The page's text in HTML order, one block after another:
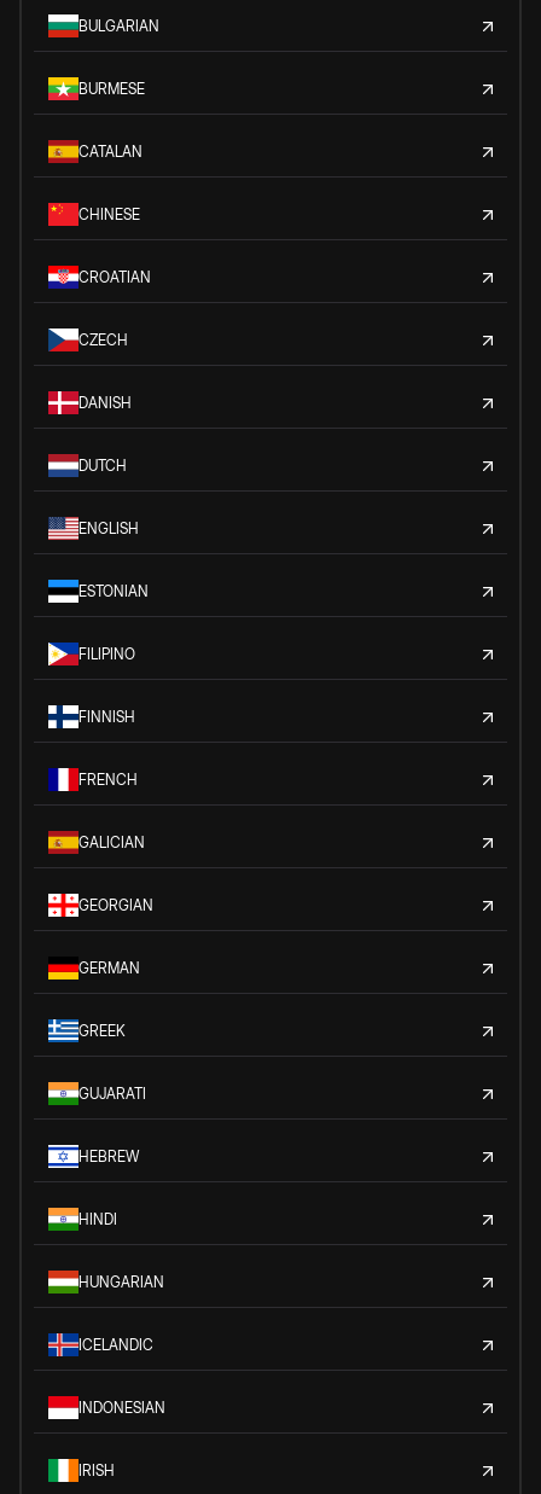
BULGARIAN
BURMESE
CATALAN
CHINESE
CROATIAN
CZECH
DANISH
DUTCH
ENGLISH
ESTONIAN
FILIPINO
FINNISH
FRENCH
GALICIAN
GEORGIAN
GERMAN
GREEK
GUJARATI
HEBREW
HINDI
HUNGARIAN
ICELANDIC
INDONESIAN
IRISH